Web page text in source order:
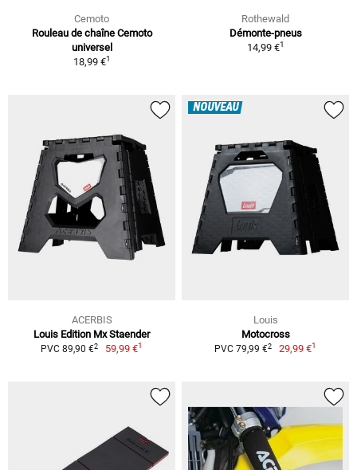
Cemoto
Rouleau de chaîne Cemoto
universel
18,99 €1
Rothewald
Démonte-pneus
14,99 €1
ACERBIS
Louis Edition Mx Staender
PVC 89,90 €2 59,99 €1
NOUVEAU
Louis
Motocross
PVC 79,99 €2 29,99 €1